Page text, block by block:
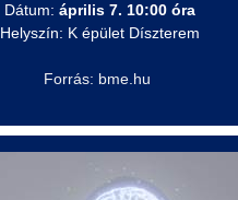
Dátum: április 7. 10:00 óra
Helyszín: K épület Díszterem
Forrás: bme.hu